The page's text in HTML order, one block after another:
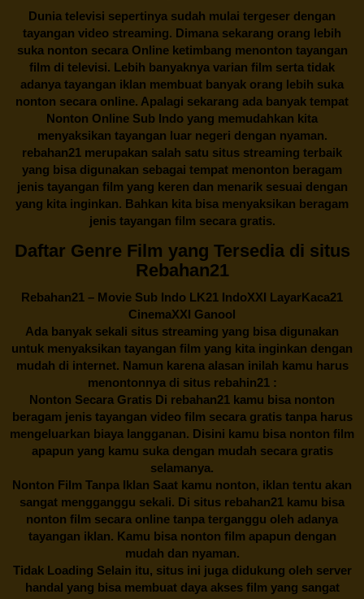
Dunia televisi sepertinya sudah mulai tergeser dengan
tayangan video streaming. Dimana sekarang orang lebih
suka nonton secara Online ketimbang menonton tayangan
film di televisi. Lebih banyaknya varian film serta tidak
adanya tayangan iklan membuat banyak orang lebih suka
nonton secara online. Apalagi sekarang ada banyak tempat
Nonton Online Sub Indo yang memudahkan kita
menyaksikan tayangan luar negeri dengan nyaman.
rebahan21 merupakan salah satu situs streaming terbaik
yang bisa digunakan sebagai tempat menonton beragam
jenis tayangan film yang keren dan menarik sesuai dengan
yang kita inginkan. Bahkan kita bisa menyaksikan beragam
jenis tayangan film secara gratis.
Daftar Genre Film yang Tersedia di situs
Rebahan21
Rebahan21 – Movie Sub Indo LK21 IndoXXI LayarKaca21
CinemaXXI Ganool
Ada banyak sekali situs streaming yang bisa digunakan
untuk menyaksikan tayangan film yang kita inginkan dengan
mudah di internet. Namun karena alasan inilah kamu harus
menontonnya di situs rebahin21 :
Nonton Secara Gratis Di rebahan21 kamu bisa nonton
beragam jenis tayangan video film secara gratis tanpa harus
mengeluarkan biaya langganan. Disini kamu bisa nonton film
apapun yang kamu suka dengan mudah secara gratis
selamanya.
Nonton Film Tanpa Iklan Saat kamu nonton, iklan tentu akan
sangat mengganggu sekali. Di situs rebahan21 kamu bisa
nonton film secara online tanpa terganggu oleh adanya
tayangan iklan. Kamu bisa nonton film apapun dengan
mudah dan nyaman.
Tidak Loading Selain itu, situs ini juga didukung oleh server
handal yang bisa membuat daya akses film yang sangat